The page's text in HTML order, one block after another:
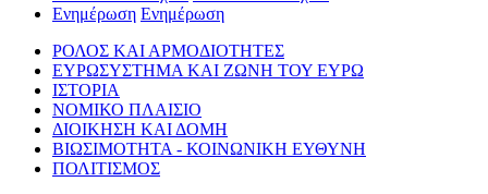
Ενημέρωση Ενημέρωση
ΡΟΛΟΣ ΚΑΙ ΑΡΜΟΔΙΟΤΗΤΕΣ
ΕΥΡΩΣΥΣΤΗΜΑ ΚΑΙ ΖΩΝΗ ΤΟΥ ΕΥΡΩ
ΙΣΤΟΡΙΑ
ΝΟΜΙΚΟ ΠΛΑΙΣΙΟ
ΔΙΟΙΚΗΣΗ ΚΑΙ ΔΟΜΗ
ΒΙΩΣΙΜΟΤΗΤΑ - ΚΟΙΝΩΝΙΚΗ ΕΥΘΥΝΗ
ΠΟΛΙΤΙΣΜΟΣ